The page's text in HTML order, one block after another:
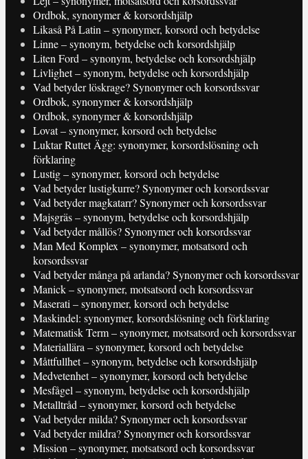
Ordbok, synonymer & korsordshjälp
Likaså På Latin – synonymer, korsord och betydelse
Linne – synonym, betydelse och korsordshjälp
Liten Ford – synonym, betydelse och korsordshjälp
Livlighet – synonym, betydelse och korsordshjälp
Vad betyder löskrage? Synonymer och korsordssvar
Ordbok, synonymer & korsordshjälp
Ordbok, synonymer & korsordshjälp
Lovat – synonymer, korsord och betydelse
Luktar Ruttet Ägg: synonymer, korsordslösning och
förklaring
Lustig – synonymer, korsord och betydelse
Vad betyder lustigkurre? Synonymer och korsordssvar
Vad betyder magkatarr? Synonymer och korsordssvar
Majsgräs – synonym, betydelse och korsordshjälp
Vad betyder mållös? Synonymer och korsordssvar
Man Med Komplex – synonymer, motsatsord och
korsordssvar
Vad betyder många på arlanda? Synonymer och korsordssvar
Manick – synonymer, motsatsord och korsordssvar
Maserati – synonymer, korsord och betydelse
Maskindel: synonymer, korsordslösning och förklaring
Matematisk Term – synonymer, motsatsord och korsordssvar
Materiallära – synonymer, korsord och betydelse
Måttfullhet – synonym, betydelse och korsordshjälp
Medvetenhet – synonymer, korsord och betydelse
Mesfågel – synonym, betydelse och korsordshjälp
Metalltråd – synonymer, korsord och betydelse
Vad betyder milda? Synonymer och korsordssvar
Vad betyder mildra? Synonymer och korsordssvar
Mission – synonymer, motsatsord och korsordssvar